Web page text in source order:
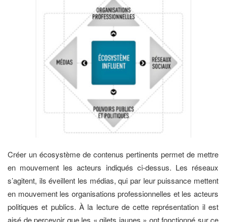
Créer un écosystème de contenus pertinents permet de mettre
en mouvement les acteurs indiqués ci-dessus. Les réseaux
s’agitent, ils éveillent les médias, qui par leur puissance mettent
en mouvement les organisations professionnelles et les acteurs
politiques et publics. À la lecture de cette représentation il est
aisé de percevoir que les « gilets jaunes » ont fonctionné sur ce